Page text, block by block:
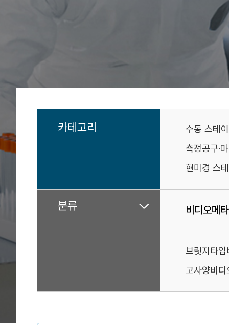
카테고리
수동 스테
측정공구·
현미경 스
분류 비디오메
브릿지타
고사양비